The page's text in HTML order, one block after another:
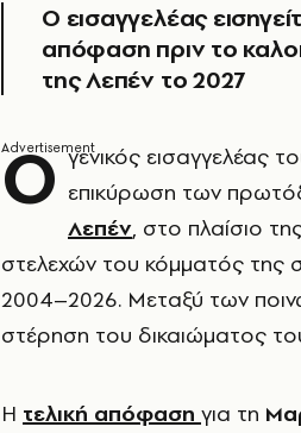
Ο εισαγγελέας
απόφαση πριν το
της Λεπέν το 2027
Ο γενικός εισαγγελέας
επικύρωση των
Λεπέν, στο πλαίσιο
στελεχών του κόμματός της
2004–2026. Μεταξύ των
στέρηση του δικαιώματος
Η τελική απόφαση για τη